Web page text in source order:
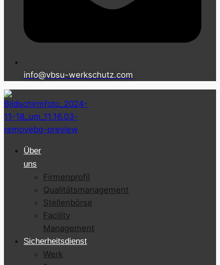
info@vbsu-werkschutz.com
Über
uns
Firmenprofil
Qualitätsmanagement
Stellenbörse
Facility
Management
Sicherheitsdienst
Werk